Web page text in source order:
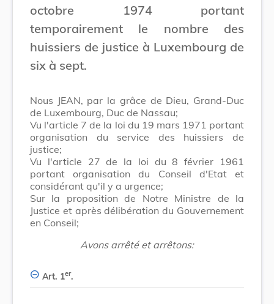
octobre 1974 portant
temporairement le nombre des
huissiers de justice à Luxembourg de
six à sept.
Nous JEAN, par la grâce de Dieu, Grand-Duc
de Luxembourg, Duc de Nassau;
Vu l'article 7 de la loi du 19 mars 1971 portant
organisation du service des huissiers de
justice;
Vu l'article 27 de la loi du 8 février 1961
portant organisation du Conseil d'Etat et
considérant qu'il y a urgence;
Sur la proposition de Notre Ministre de la
Justice et après délibération du Gouvernement
en Conseil;
Avons arrêté et arrêtons:
Art. 1er.